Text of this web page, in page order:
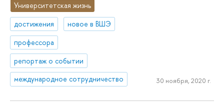
Университетская жизнь
достижения
новое в ВШЭ
профессора
репортаж о событии
международное сотрудничество
30 ноября, 2020 г.